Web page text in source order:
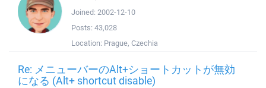
Joined: 2002-12-10
Posts: 43,028
Location: Prague, Czechia
Re: メニューバーのAlt+ショートカットが無効
になる (Alt+ shortcut disable)